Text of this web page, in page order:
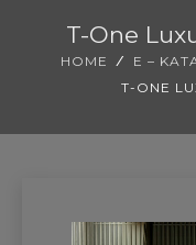
KURUMSAL
UYGULAMALARIMIZ
T-One
HOME E –
T-ONE